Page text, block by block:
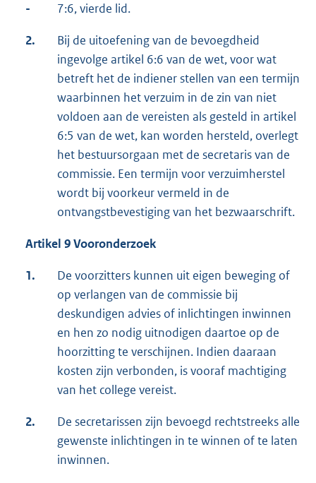
- 7:6, vierde lid.
2.
Bij de uitoefening van de bevoegdheid
ingevolge artikel 6:6 van de wet, voor wat
betreft het de indiener stellen van een termijn
waarbinnen het verzuim in de zin van niet
voldoen aan de vereisten als gesteld in artikel
6:5 van de wet, kan worden hersteld, overlegt
het bestuursorgaan met de secretaris van de
commissie. Een termijn voor verzuimherstel
wordt bij voorkeur vermeld in de
ontvangstbevestiging van het bezwaarschrift.
Artikel 9 Vooronderzoek
1.
De voorzitters kunnen uit eigen beweging of
op verlangen van de commissie bij
deskundigen advies of inlichtingen inwinnen
en hen zo nodig uitnodigen daartoe op de
hoorzitting te verschijnen. Indien daaraan
kosten zijn verbonden, is vooraf machtiging
van het college vereist.
2.
De secretarissen zijn bevoegd rechtstreeks alle
gewenste inlichtingen in te winnen of te laten
inwinnen.